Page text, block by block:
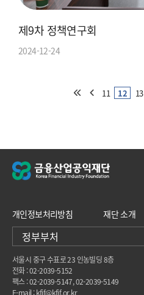
제9차 정책연구회
2024-12-24
11 12 13
개인정보처리방침 재단 소개
정부부처
서울시 중구 수표로 23 인농빌딩 8층
전화 : 02-2039-5152
팩스 : 02-2039-5147, 02-2039-5149
E-mail : kfif@kfif.or.kr